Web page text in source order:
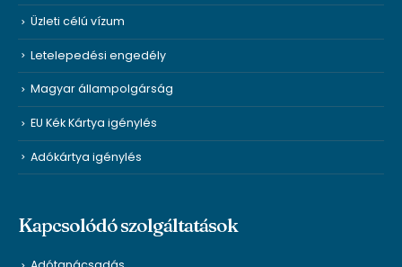
Üzleti célú vízum
Letelepedési engedély
Magyar állampolgárság
EU Kék Kártya igénylés
Adókártya igénylés
Kapcsolódó szolgáltatások